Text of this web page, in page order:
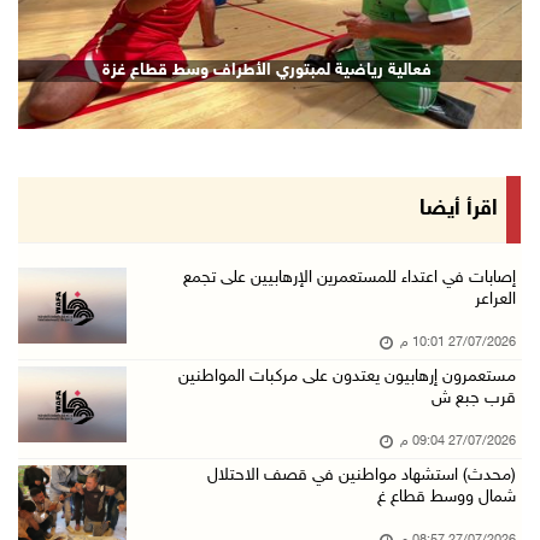
فعالية رياضية لمبتوري الأطراف وسط قطاع غزة
اقرأ أيضا
إصابات في اعتداء للمستعمرين الإرهابيين على تجمع
العراعر
27/07/2026 10:01 م
مستعمرون إرهابيون يعتدون على مركبات المواطنين
قرب جبع ش
27/07/2026 09:04 م
(محدث) استشهاد مواطنين في قصف الاحتلال
شمال ووسط قطاع غ